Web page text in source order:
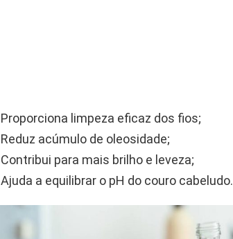
Proporciona limpeza eficaz dos fios;
Reduz acúmulo de oleosidade;
Contribui para mais brilho e leveza;
Ajuda a equilibrar o pH do couro cabeludo.